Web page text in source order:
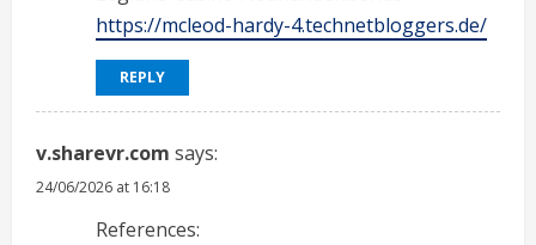
g
https://mcleod-hardy-4.technetbloggers.de/
REPLY
v.sharevr.com says:
24/06/2026 at 16:18
References: